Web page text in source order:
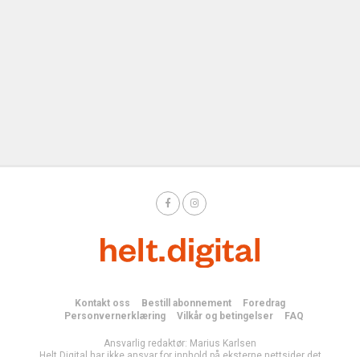
Kontakt oss Bestill abonnement
Foredrag
Personvernerklæring
Vilkår og betingelser FAQ
Ansvarlig redaktør: Marius Karlsen